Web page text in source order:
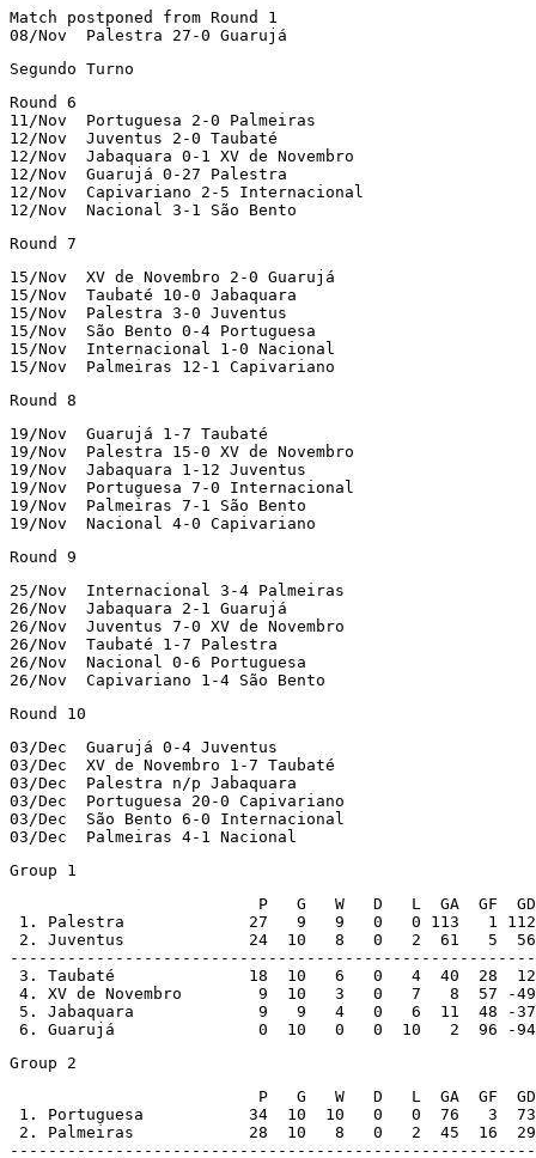
Match postponed from Round 1
08/Nov	Palestra 27-0 Guarujá
Segundo Turno
Round 6
11/Nov	Portuguesa 2-0 Palmeiras
12/Nov	Juventus 2-0 Taubaté
12/Nov	Jabaquara 0-1 XV de Novembro
12/Nov	Guarujá 0-27 Palestra
12/Nov	Capivariano 2-5 Internacional
12/Nov	Nacional 3-1 São Bento
Round 7
15/Nov	XV de Novembro 2-0 Guarujá
15/Nov	Taubaté 10-0 Jabaquara
15/Nov	Palestra 3-0 Juventus
15/Nov	São Bento 0-4 Portuguesa
15/Nov	Internacional 1-0 Nacional
15/Nov	Palmeiras 12-1 Capivariano
Round 8
19/Nov	Guarujá 1-7 Taubaté
19/Nov	Palestra 15-0 XV de Novembro
19/Nov	Jabaquara 1-12 Juventus
19/Nov	Portuguesa 7-0 Internacional
19/Nov	Palmeiras 7-1 São Bento
19/Nov	Nacional 4-0 Capivariano
Round 9
25/Nov	Internacional 3-4 Palmeiras
26/Nov	Jabaquara 2-1 Guarujá
26/Nov	Juventus 7-0 XV de Novembro
26/Nov	Taubaté 1-7 Palestra
26/Nov	Nacional 0-6 Portuguesa
26/Nov	Capivariano 1-4 São Bento
Round 10
03/Dec	Guarujá 0-4 Juventus
03/Dec	XV de Novembro 1-7 Taubaté
03/Dec	Palestra n/p Jabaquara
03/Dec	Portuguesa 20-0 Capivariano
03/Dec	São Bento 6-0 Internacional
03/Dec	Palmeiras 4-1 Nacional
Group 1
                          P   G   W   D   L  GA  GF  GD
1. Palestra		 27   9   9   0   0 113   1 112
2. Juventus		 24  10   8   0   2  61   5  56
-------------------------------------------------------
3. Taubaté		 18  10   6   0   4  40  28  12
4. XV de Novembro	  9  10   3   0   7   8  57 -49
5. Jabaquara		  9   9   4   0   6  11  48 -37
6. Guarujá		  0  10   0   0  10   2  96 -94
Group 2
                          P   G   W   D   L  GA  GF  GD
1. Portuguesa		 34  10  10   0   0  76   3  73
2. Palmeiras		 28  10   8   0   2  45  16  29
-------------------------------------------------------